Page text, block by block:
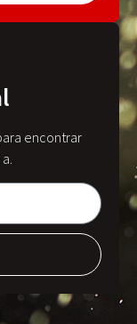
encontrar